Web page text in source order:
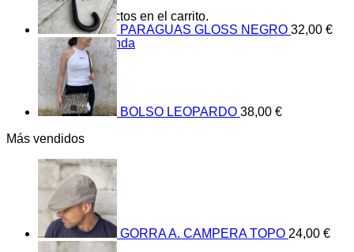
No hay productos en el carrito.
Volver a la tienda
PARAGUAS GLOSS NEGRO 32,00 €
BOLSO LEOPARDO 38,00 €
Más vendidos
GORRA A. CAMPERA TOPO 24,00 €